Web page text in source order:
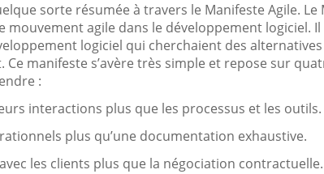
sorte résumée à travers le Manifeste Agile.
agile dans le développement logiciel.
logiciel qui cherchaient des
Ce manifeste s’avère très simple et repose sur
:
interactions plus que les processus et les outils.
plus qu’une documentation exhaustive.
les clients plus que la négociation contractuelle.